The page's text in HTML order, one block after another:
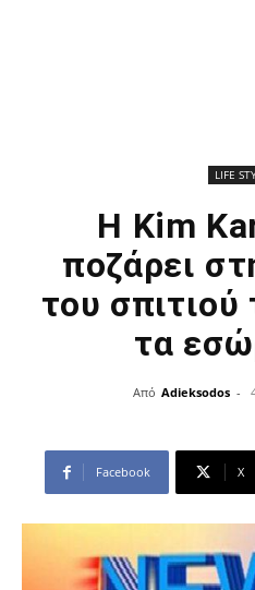
LIFE
H Kim
ποζάρει
του
τα
Από Adieksodos -
Facebook X